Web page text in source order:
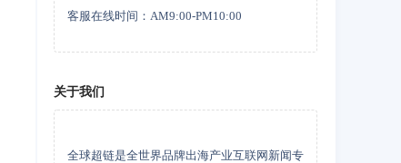
客服在线时间：AM9:00-PM10:00
关于我们
全球超链是全世界品牌出海产业互联网新闻专